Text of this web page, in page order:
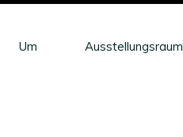
Um Ausstellungsraum